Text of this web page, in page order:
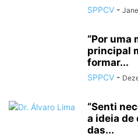
SPPCV -
“Por uma
principal
formar...
SPPCV -
“Senti
a ideia de
das...